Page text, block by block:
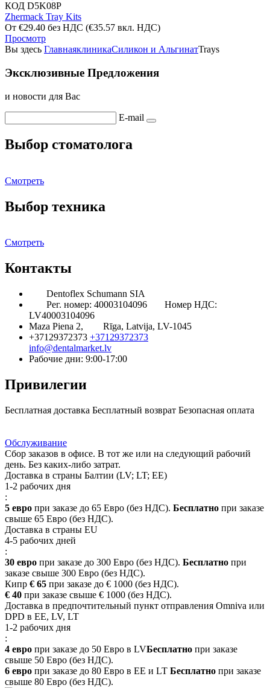
КОД D5K08P
Zhermack Tray Kits
От €29.40 без НДС (€35.57 вкл. НДС)
Просмотр
Вы здесь ГлавнаяклиникаСиликон и АльгинатTrays
Эксклюзивные Предложения
и новости для Вас
E-mail
Выбор стоматолога
Смотреть
Выбор техника
Смотреть
Контакты
Dentoflex Schumann SIA
Рег. номер: 40003104096
Номер НДС:
LV40003104096
Maza Piena 2,
Rīga, Latvija, LV-1045
+37129372373 +37129372373
info@dentalmarket.lv
Рабочие дни: 9:00-17:00
Привилегии
Бесплатная доставка Бесплатный возврат Безопасная оплата
Обслуживание
Сбор заказов в офисе. В тот же или на следующий рабочий
день. Без каких-либо затрат.
Доставка в страны Балтии (LV; LT; EE)
1-2 рабочих дня
:
5 евро при заказе до 65 Евро (без НДС). Бесплатно при заказе
свыше 65 Евро (без НДС).
Доставка в страны EU
4-5 рабочих дней
:
30 евро при заказе до 300 Евро (без НДС). Бесплатно при
заказе свыше 300 Евро (без НДС).
Кипр € 65 при заказе до € 1000 (без НДС).
€ 40 при заказе свыше € 1000 (без НДС).
Доставка в предпочтительный пункт отправления Omniva или
DPD в EE, LV, LT
1-2 рабочих дня
:
4 евро при заказе до 50 Евро в LVБесплатно при заказе
свыше 50 Евро (без НДС).
6 евро при заказе до 80 Евро в EE и LT Бесплатно при заказе
свыше 80 Евро (без НДС).